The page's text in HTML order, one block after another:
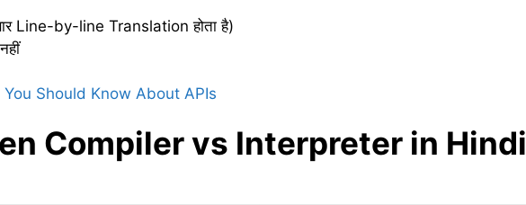
Line-by-line Translation होता है)
Should Know About APIs
Compiler vs Interpreter in Hindi